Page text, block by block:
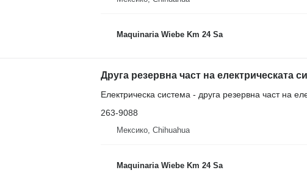
Maquinaria Wiebe Km 24 Sa
Електрическа система - друга резервна част на
263-9088
Мексико, Chihuahua
Maquinaria Wiebe Km 24 Sa